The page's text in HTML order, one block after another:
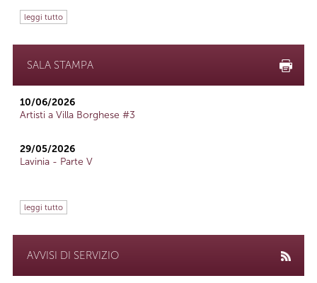
leggi tutto
SALA STAMPA
10/06/2026
Artisti a Villa Borghese #3
29/05/2026
Lavinia - Parte V
leggi tutto
AVVISI DI SERVIZIO